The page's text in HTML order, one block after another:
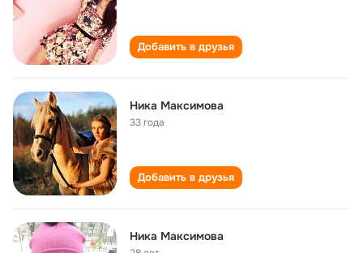
Добавить в друзья
Ника Максимова
33 года
Добавить в друзья
Ника Максимова